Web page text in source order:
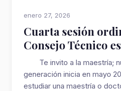
enero 27, 2026
Cuarta sesión
Consejo Técnico
Te invito a la maestría;
generación inicia en mayo
estudiar una maestría o